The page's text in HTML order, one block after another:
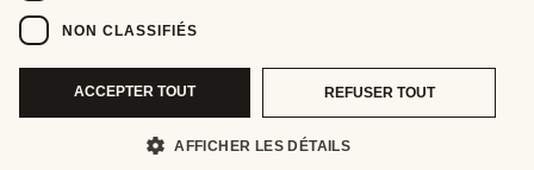
NON CLASSIFIÉS
ACCEPTER TOUT REFUSER TOUT
AFFICHER LES DÉTAILS